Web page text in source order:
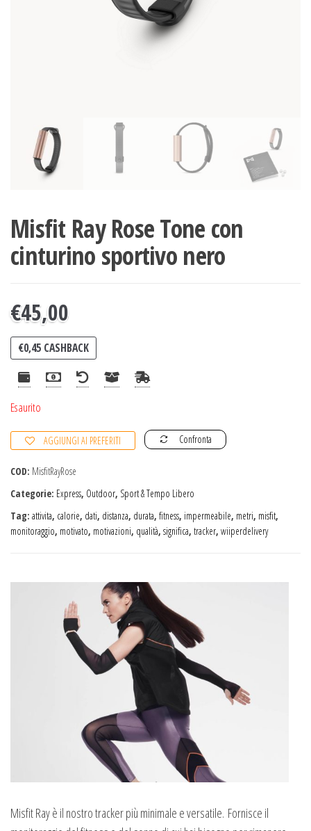
Misfit Ray Rose Tone con
cinturino sportivo nero
€45,00
€0,45CASHBACK
Esaurito
AGGIUNGI AI PREFERITI Confronta
COD: MisfitRayRose
Categorie: Express, Outdoor, Sport & Tempo Libero
Tag: attivita, calorie, dati, distanza, durata, fitness, impermeabile, metri, misfit,
monitoraggio, motivato, motivazioni, qualità, significa, tracker, wiiperdelivery
Misfit Ray è il nostro tracker più minimale e versatile. Fornisce il